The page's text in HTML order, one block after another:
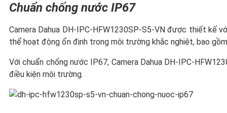
Chuẩn chống nước IP67
Camera Dahua DH-IPC-HFW1230SP-S5-VN được thiết kế
thể hoạt động ổn định trong môi trường khắc nghiệt, bao
Với chuẩn chống nước IP67, Camera Dahua DH-IPC-
điều kiện môi trường.